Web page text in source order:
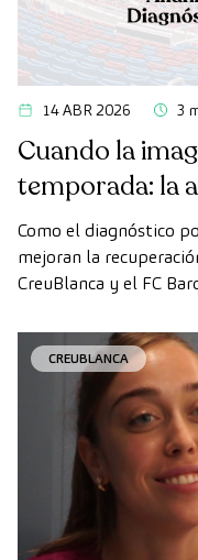
14 ABR 2026 3
Cuando la
temporada: la
y el FC
Como el diagnóstico
mejoran la
CreuBlanca y el FC
CREUBLANCA